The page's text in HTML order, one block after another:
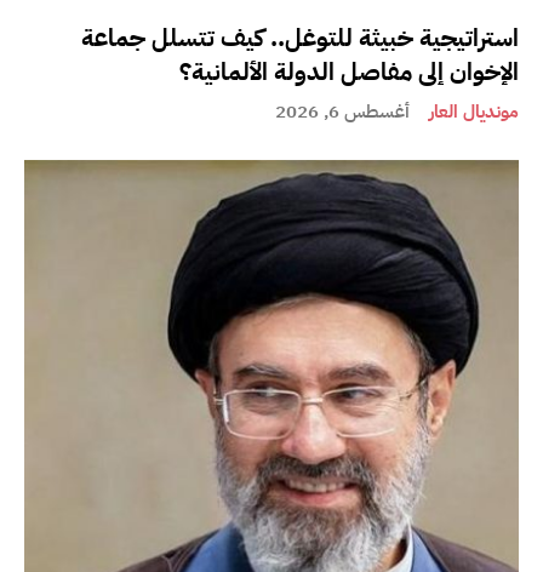
استراتيجية خبيثة للتوغل.. كيف تتسلل جماعة
الإخوان إلى مفاصل الدولة الألمانية؟
مونديال العار أغسطس 6, 2026